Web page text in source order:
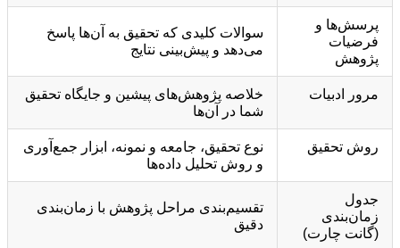
پرسش‌ها و
فرضیات
پژوهش
سوالات کلیدی که تحقیق به آن‌ها پاسخ
می‌دهد و پیش‌بینی نتایج
مرور ادبیات
خلاصه پژوهش‌های پیشین و جایگاه تحقیق
شما در آن‌ها
روش تحقیق
نوع تحقیق، جامعه و نمونه، ابزار جمع‌آوری
و روش تحلیل داده‌ها
جدول
زمان‌بندی
(گانت چارت)
تقسیم‌بندی مراحل پژوهش با زمان‌بندی
دقیق